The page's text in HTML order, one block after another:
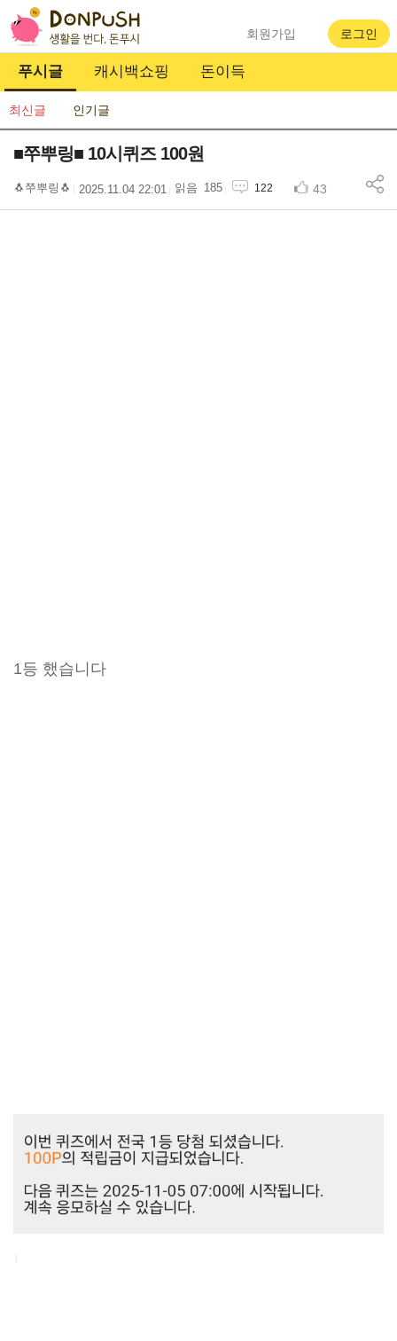
푸시글 캐시백쇼핑 돈이득
회원가입 로그인
최신글 인기글
■쭈뿌링■ 10시퀴즈 100원
🐧쭈뿌링🐧 2025.11.04 22:01 185 122 43
1등 했습니다